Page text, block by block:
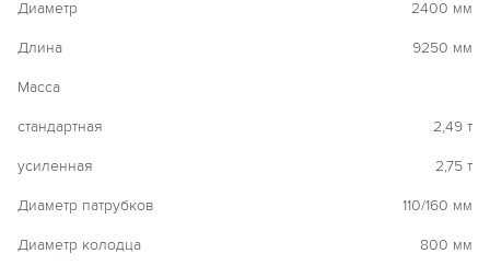
Диаметр 2400 мм
Длина 9250 мм
Масса
стандартная 2,49 т
усиленная 2,75 т
Диаметр патрубков 110/160 мм
Диаметр колодца 800 мм